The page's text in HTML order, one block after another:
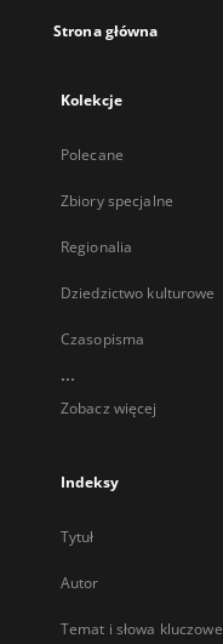
Strona główna
Kolekcje
Polecane
Zbiory specjalne
Regionalia
Dziedzictwo kulturowe
Czasopisma
...
Zobacz więcej
Indeksy
Tytuł
Autor
Temat i słowa kluczowe